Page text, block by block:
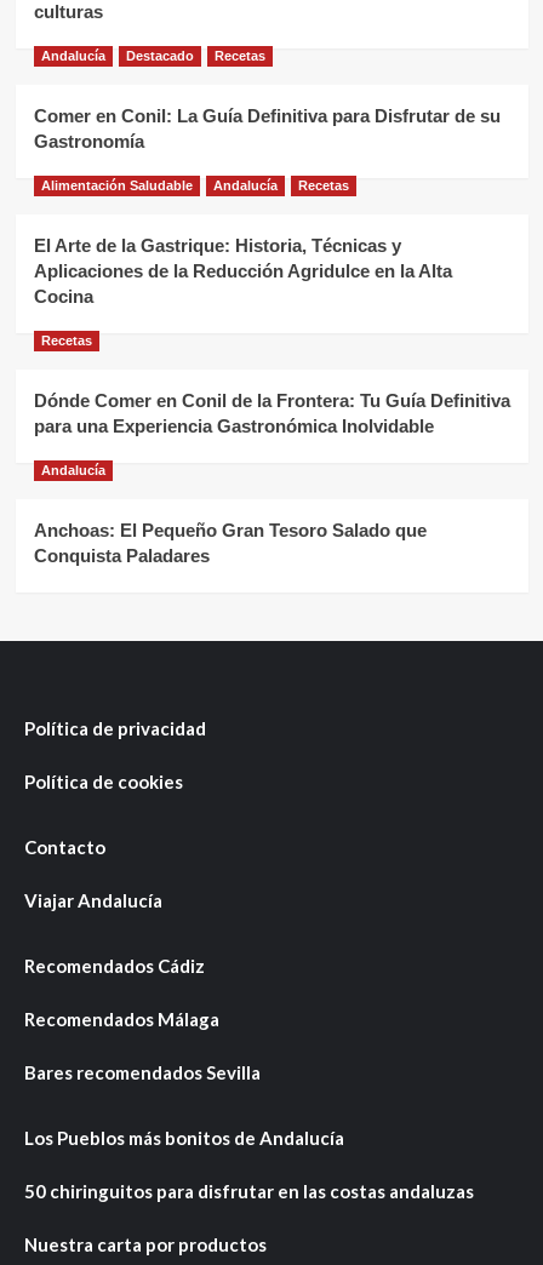
culturas
Andalucía Destacado Recetas
Comer en Conil: La Guía Definitiva para Disfrutar de su
Gastronomía
Alimentación Saludable Andalucía Recetas
El Arte de la Gastrique: Historia, Técnicas y
Aplicaciones de la Reducción Agridulce en la Alta
Cocina
Recetas
Dónde Comer en Conil de la Frontera: Tu Guía Definitiva
para una Experiencia Gastronómica Inolvidable
Andalucía
Anchoas: El Pequeño Gran Tesoro Salado que
Conquista Paladares
Política de privacidad
Política de cookies
Contacto
Viajar Andalucía
Recomendados Cádiz
Recomendados Málaga
Bares recomendados Sevilla
Los Pueblos más bonitos de Andalucía
50 chiringuitos para disfrutar en las costas andaluzas
Nuestra carta por productos